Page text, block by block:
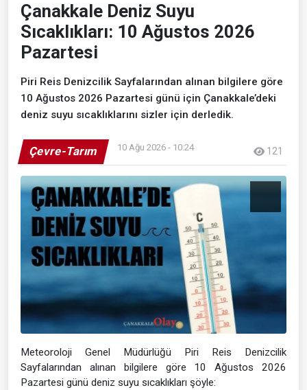
Çanakkale Deniz Suyu
Sıcaklıkları: 10 Ağustos 2026
Pazartesi
Piri Reis Denizcilik Sayfalarından alınan bilgilere göre
10 Ağustos 2026 Pazartesi günü için Çanakkale’deki
deniz suyu sıcaklıklarını sizler için derledik.
Çevre-Tarım 10 Ağu 2026 - 10:24 121
Meteoroloji Genel Müdürlüğü Piri Reis Denizcilik
Sayfalarından alınan bilgilere göre 10 Ağustos 2026
Pazartesi günü deniz suyu sıcaklıkları şöyle: